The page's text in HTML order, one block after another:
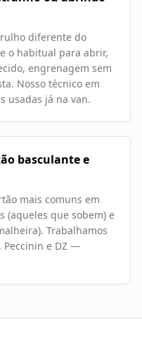
diferente do
o habitual para abrir,
engrenagem sem
Nosso técnico em
usadas já na van.
basculante e
mais comuns em
(aqueles que sobem) e
Trabalhamos
Peccinin e DZ —